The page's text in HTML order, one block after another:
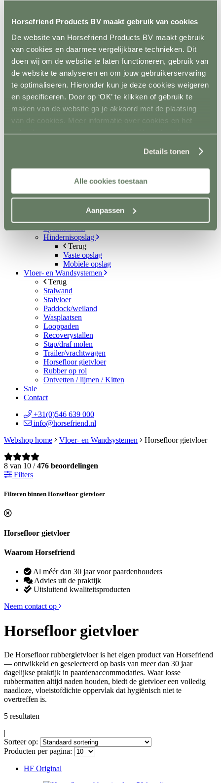
Horsefriend Products BV maakt gebruik van cookies
De website van Horsefriend Products BV maakt gebruik
van cookies en daarmee vergelijkbare technieken. Dit
doen wij om de website te laten functioneren, gebruik van
de website te analyseren en om jouw gebruikerservaring
te optimaliseren. Hieronder kun je deze cookies weigeren
en specificeren. Door op ‘OK’ te klikken of gebruik te
maken van de website ga je akkoord met de plaatsing
van de cookies. Meer informatie over cookies en het
gebruik van persoonsgegevens door Horsefriend
Details tonen
Alle cookies toestaan
Aanpassen
Lichttherapie
Stop kicking systeem
Hindernissen
Terug
Terug
Balken
Staanders
Complete hindernisen
Cavalettis
Letters
Mennen
Terug
Spelmateriaal
Hindernisopslag
Terug
Vaste opslag
Mobiele opslag
Vloer- en Wandsystemen
Terug
Stalwand
Stalvloer
Paddock/weiland
Wasplaatsen
Looppaden
Recoverystallen
Stap/draf molen
Trailer/vrachtwagen
Horsefloor gietvloer
Rubber op rol
Ontvetten / lijmen / Kitten
Sale
Contact
+31(0)546 639 000
info@horsefriend.nl
Webshop home
Vloer- en Wandsystemen Horsefloor gietvloer
8 van 10 /476 beoordelingen
Filters
Filteren binnen Horsefloor gietvloer
Horsefloor gietvloer
Waarom Horsefriend
Al méér dan 30 jaar voor paardenhouders
Advies uit de praktijk
Uitsluitend kwaliteitsproducten
Neem contact op
Horsefloor gietvloer
De Horsefloor rubbergietvloer is het eigen product van Horsefriend
— ontwikkeld en geselecteerd op basis van meer dan 30 jaar
dagelijkse praktijk in paardenaccommodaties. Waar losse
rubbermatten altijd naden houden, biedt de gietvloer een volledig
naadloze, vloeistofdichte oppervlak dat hygiënisch niet te
overtreffen is.
5 resultaten
|
Sorteer op:
Producten per pagina:
HF Original